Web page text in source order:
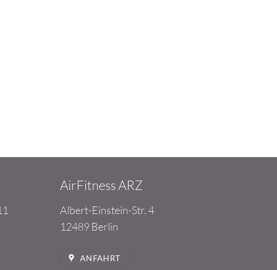
AirFitness ARZ
Albert-Einstein-Str. 4
12489 Berlin
ANFAHRT